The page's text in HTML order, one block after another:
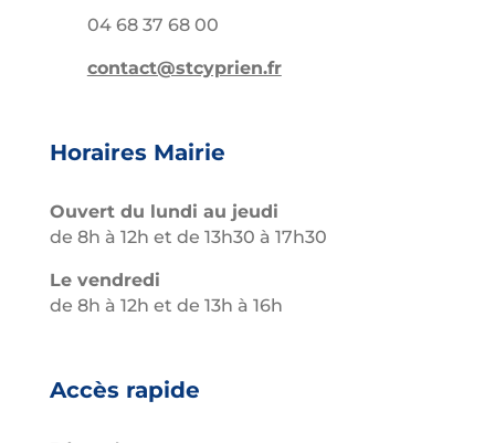
04 68 37 68 00
contact@stcyprien.fr
Horaires Mairie
Ouvert du lundi au jeudi
de 8h à 12h et de 13h30 à 17h30
Le vendredi
de 8h à 12h et de 13h à 16h
Accès rapide